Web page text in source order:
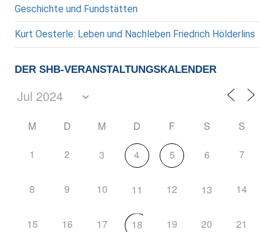
Geschichte und Fundstätten
Kurt Oesterle: Leben und Nachleben Friedrich Hölderlins
DER SHB-VERANSTALTUNGSKALENDER
M D M D F S S
1 2 3 4 5 6 7
8 9 10 11 12 13 14
15 16 17 18 19 20 21